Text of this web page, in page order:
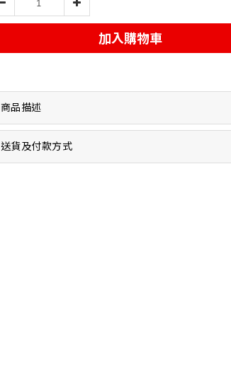
加入購物車
商品描述
送貨及付款方式